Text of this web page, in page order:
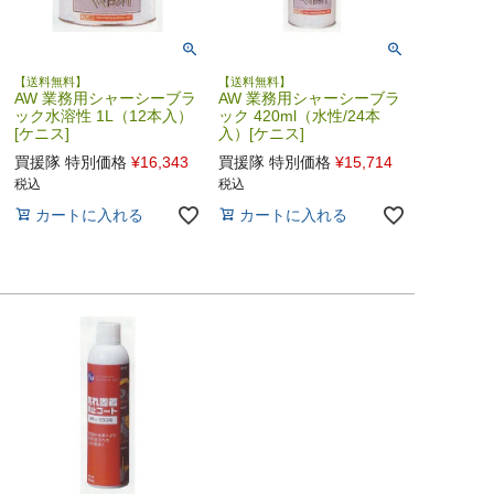
【送料無料】
AW 業務用シャーシーブラ
ック水溶性 1L（12本入）
[ケニス]
買援隊 特別価格 ¥16,343
税込
カートに入れる
【送料無料】
AW 業務用シャーシーブラ
ック 420ml（水性/24本
入）[ケニス]
買援隊 特別価格 ¥15,714
税込
カートに入れる